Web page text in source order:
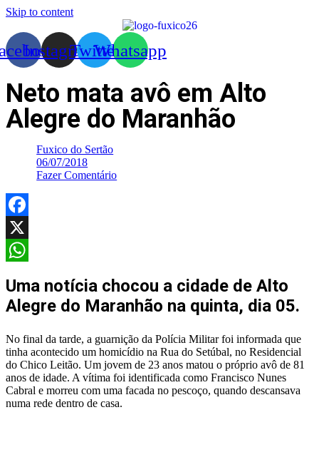
Skip to content
InstagramTwitterWhatsapp
Neto mata avô em Alto
Alegre do Maranhão
Fuxico do Sertão
06/07/2018
Fazer Comentário
Facebook
X
Uma notícia chocou a cidade de Alto
Alegre do Maranhão na quinta, dia 05.
No final da tarde, a guarnição da Polícia Militar foi informada que
tinha acontecido um homicídio na Rua do Setúbal, no Residencial
do Chico Leitão. Um jovem de 23 anos matou o próprio avô de 81
anos de idade. A vítima foi identificada como Francisco Nunes
Cabral e morreu com uma facada no pescoço, quando descansava
numa rede dentro de casa.